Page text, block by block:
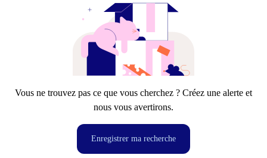
Vous ne trouvez pas ce que vous cherchez ? Créez une alerte et
nous vous avertirons.
Enregistrer ma recherche